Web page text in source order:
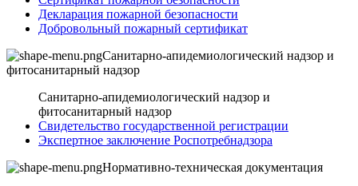
Декларация пожарной безопасности
Добровольный пожарный сертификат
Санитарно-апидемиологический надзор и
фитосанитарный надзор
Санитарно-апидемиологический надзор и
фитосанитарный надзор
Свидетельство государственной регистрации
Экспертное заключение Роспотребнадзора
Нормативно-техническая документация